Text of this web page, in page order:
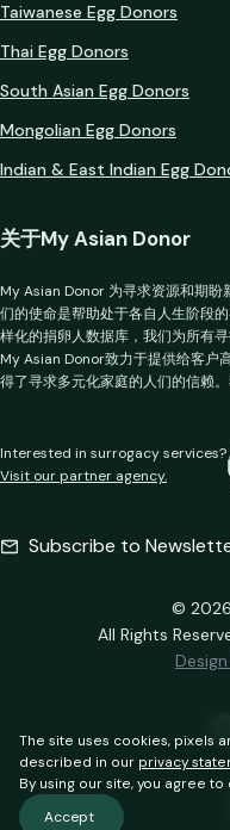
Taiwanese Egg Donors
Thai Egg Donors
South Asian Egg Donors
Mongolian Egg Donors
Indian & East Indian Egg
关于My Asian Donor
My Asian Donor 为寻求资源和期
们的使命是帮助处于各自人生阶段
样化的捐卵人数据库，我们为所有
My Asian Donor致力于提供给客户
得了寻求多元化家庭的人们的信赖
Interested in surrogacy services?
Visit our partner agency.
Subscribe to
©
All Rights
The site uses cookies, pixels
described in our privacy
By using our site, you agree
Accept